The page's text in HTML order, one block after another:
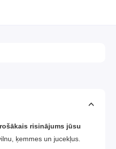
risinājums jūsu
ķemmes un jucekļus.